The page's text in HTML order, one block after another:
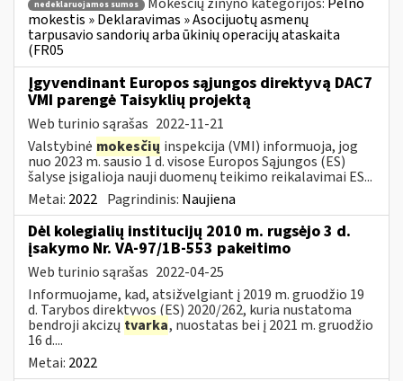
nedeklaruojamos sumos
mokestis » Deklaravimas » Asocijuotų asmenų
tarpusavio sandorių arba ūkinių operacijų ataskaita
(FR05
Įgyvendinant Europos sąjungos direktyvą DAC7
VMI parengė Taisyklių projektą
Web turinio sąrašas 2022-11-21
Valstybinė mokesčių inspekcija (VMI) informuoja, jog
nuo 2023 m. sausio 1 d. visose Europos Sąjungos (ES)
šalyse įsigalioja nauji duomenų teikimo reikalavimai ES...
Metai: 2022 Pagrindinis: Naujiena
Dėl kolegialių institucijų 2010 m. rugsėjo 3 d.
įsakymo Nr. VA-97/1B-553 pakeitimo
Web turinio sąrašas 2022-04-25
Informuojame, kad, atsižvelgiant į 2019 m. gruodžio 19
d. Tarybos direktyvos (ES) 2020/262, kuria nustatoma
bendroji akcizų tvarka, nuostatas bei į 2021 m. gruodžio
16 d....
Metai: 2022